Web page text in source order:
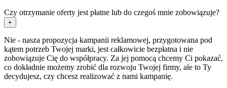
Czy otrzymanie oferty jest płatne lub do czegoś mnie zobowiązuje?
+
Nie - nasza propozycja kampanii reklamowej, przygotowana pod
kątem potrzeb Twojej marki, jest całkowicie bezpłatna i nie
zobowiązuje Cię do współpracy. Za jej pomocą chcemy Ci pokazać,
co dokładnie możemy zrobić dla rozwoju Twojej firmy, ale to Ty
decydujesz, czy chcesz realizować z nami kampanię.